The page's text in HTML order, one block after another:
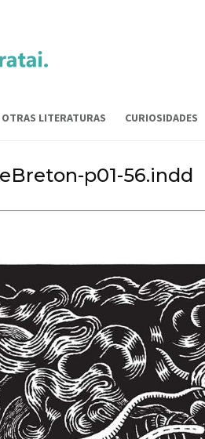
OTRAS LITERATURAS CURIOSIDADES
p01-56.indd